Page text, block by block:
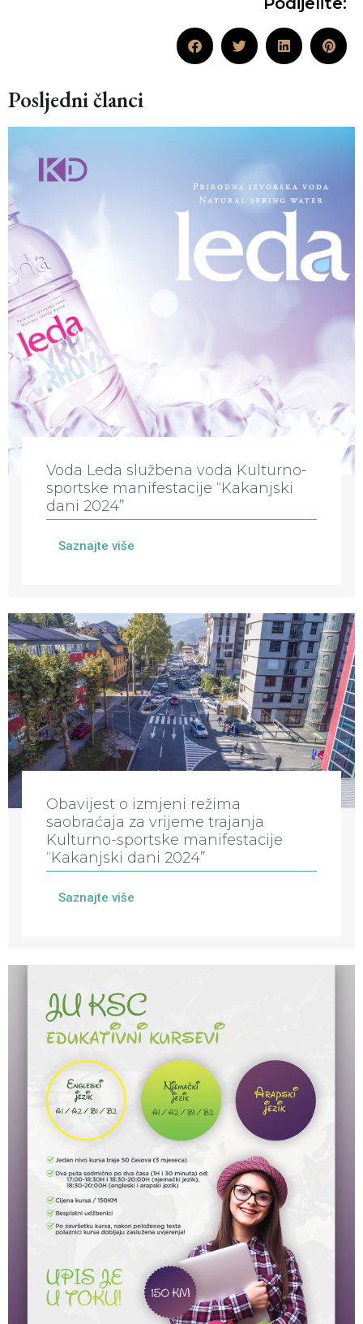
Posljedni članci
Voda Leda službena voda Kulturno-
sportske manifestacije “Kakanjski
dani 2024”
Saznajte više
Obavijest o izmjeni režima
saobraćaja za vrijeme trajanja
Kulturno-sportske manifestacije
“Kakanjski dani 2024”
Saznajte više